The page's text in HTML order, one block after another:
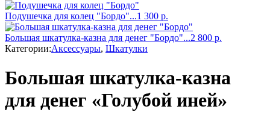
Подушечка для колец "Бордо"...1 300 р.
Большая шкатулка-казна для денег "Бордо"...2 800 р.
Категории:Аксессуары, Шкатулки
Большая шкатулка-казна
для денег «Голубой иней»